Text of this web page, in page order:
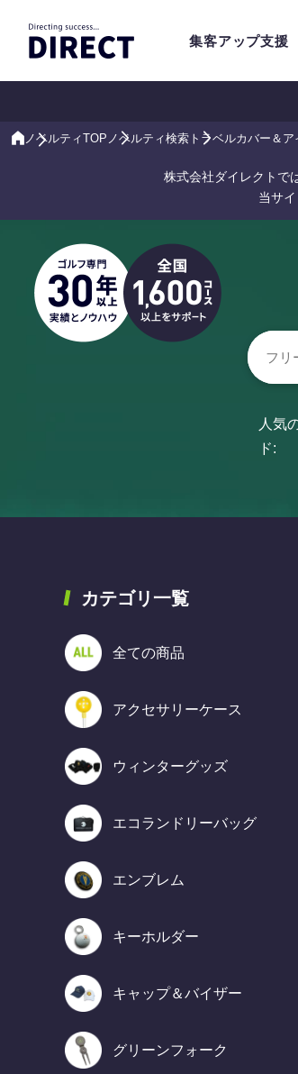
集客アップ支援
ノベルティTOP ノベルティ検索 トラベルカバー＆
株式会社ダイレクトで
当サ
人気
ド:
カテゴリ一覧
全ての商品
アクセサリーケース
ウィンターグッズ
エコランドリーバッグ
エンブレム
キーホルダー
キャップ＆バイザー
グリーンフォーク